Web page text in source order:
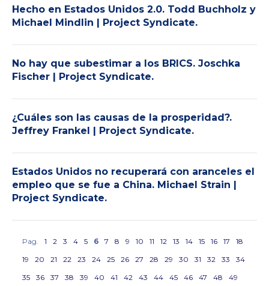
Hecho en Estados Unidos 2.0. Todd Buchholz y
Michael Mindlin | Project Syndicate.
No hay que subestimar a los BRICS. Joschka
Fischer | Project Syndicate.
¿Cuáles son las causas de la prosperidad?.
Jeffrey Frankel | Project Syndicate.
Estados Unidos no recuperará con aranceles el
empleo que se fue a China. Michael Strain |
Project Syndicate.
Pag. 1 2 3 4 5 6 7 8 9 10 11 12 13 14 15 16 17
18
19
20 21 22 23 24 25 26 27 28 29 30 31 32 33
34
35
36 37 38 39 40 41 42 43 44 45 46 47 48
49